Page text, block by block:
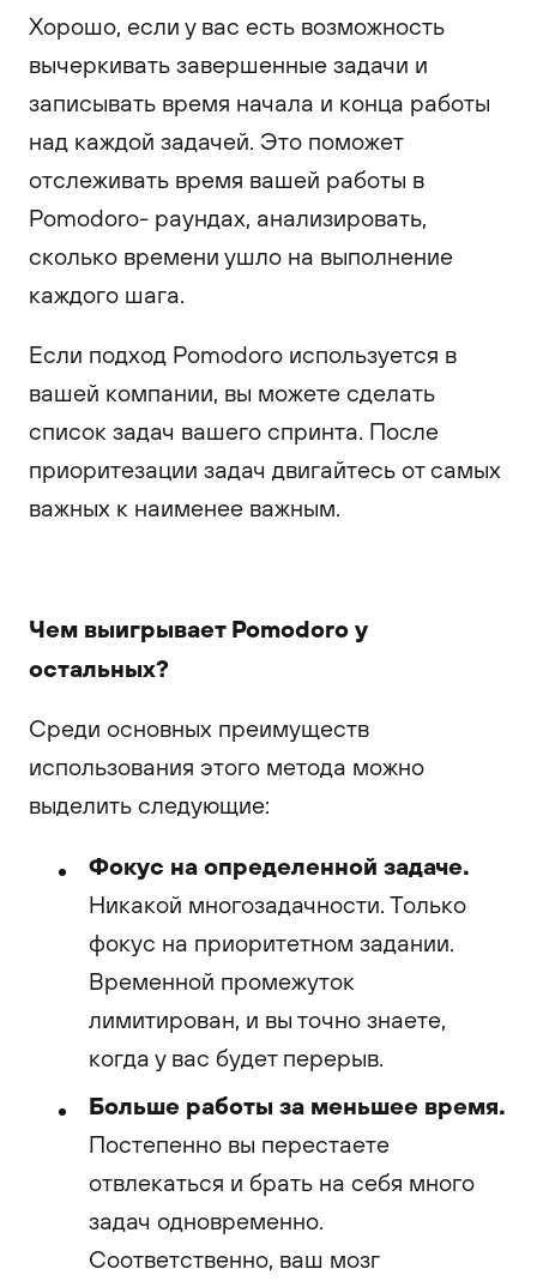
Хорошо, если у вас есть возможность
вычеркивать завершенные задачи и
записывать время начала и конца работы
над каждой задачей. Это поможет
отслеживать время вашей работы в
Pomodoro- раундах, анализировать,
сколько времени ушло на выполнение
каждого шага.
Если подход Pomodoro используется в
вашей компании, вы можете сделать
список задач вашего спринта. После
приоритезации задач двигайтесь от самых
важных к наименее важным.
Чем выигрывает Pomodoro у
остальных?
Среди основных преимуществ
использования этого метода можно
выделить следующие:
Фокус на определенной задаче.
Никакой многозадачности. Только
фокус на приоритетном задании.
Временной промежуток
лимитирован, и вы точно знаете,
когда у вас будет перерыв.
Больше работы за меньшее время.
Постепенно вы перестаете
отвлекаться и брать на себя много
задач одновременно.
Соответственно, ваш мозг